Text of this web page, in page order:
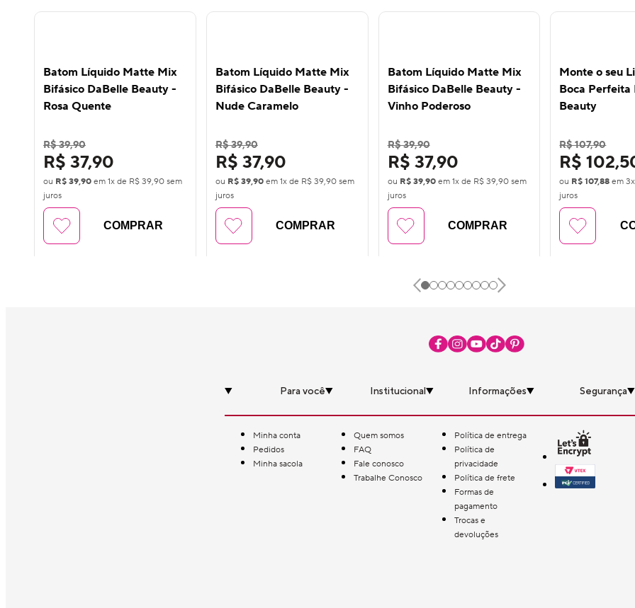
Batom Líquido Matte Mix
Bifásico DaBelle Beauty -
Rosa Quente
R$ 39,90
R$ 37,90
ou R$ 39,90 em 1x de R$ 39,90 sem
juros
COMPRAR
Batom Líquido Matte Mix
Bifásico DaBelle Beauty -
Nude Caramelo
R$ 39,90
R$ 37,90
ou R$ 39,90em 1x de R$ 39,90sem
juros
COMPRAR
Batom Líquido Matte Mix
Bifásico DaBelle Beauty -
Vinho Poderoso
R$ 39,90
R$ 37,90
ou R$ 39,90em 1x de R$ 39,90sem
juros
COMPRAR
Monte o seu
Boca Perfeita
Beauty
R$ 107,90
R$
ou R$ 107,88 em3
juros
Para você
Minha conta
Pedidos
Minha sacola
Institucional
Quem somos
FAQ
Fale conosco
Trabalhe Conosco
Informações
Política de entrega
Política de
privacidade
Política de frete
Formas de
pagamento
Trocas e
devoluções
Segurança